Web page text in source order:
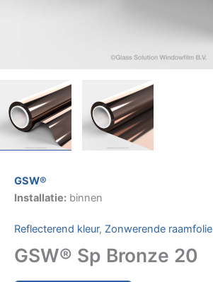
GSW®
Installatie: binnen
Reflecterend kleur, Zonwerende raamfolie
GSW® Sp Bronze 20